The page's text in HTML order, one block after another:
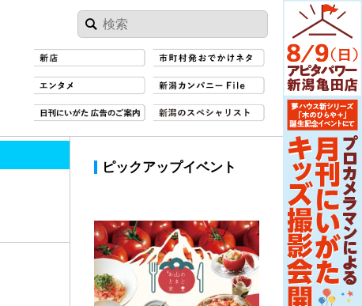
ピックアップイベント